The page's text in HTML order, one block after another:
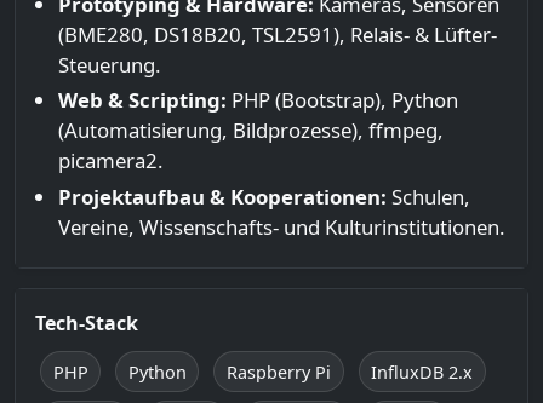
(BME280, DS18B20, TSL2591), Relais- & Lüfter-
Steuerung.
Web & Scripting: PHP (Bootstrap), Python
(Automatisierung, Bildprozesse), ffmpeg,
picamera2.
Projektaufbau & Kooperationen: Schulen,
Vereine, Wissenschafts- und Kulturinstitutionen.
Tech-Stack
PHP Python Raspberry Pi InfluxDB 2.x